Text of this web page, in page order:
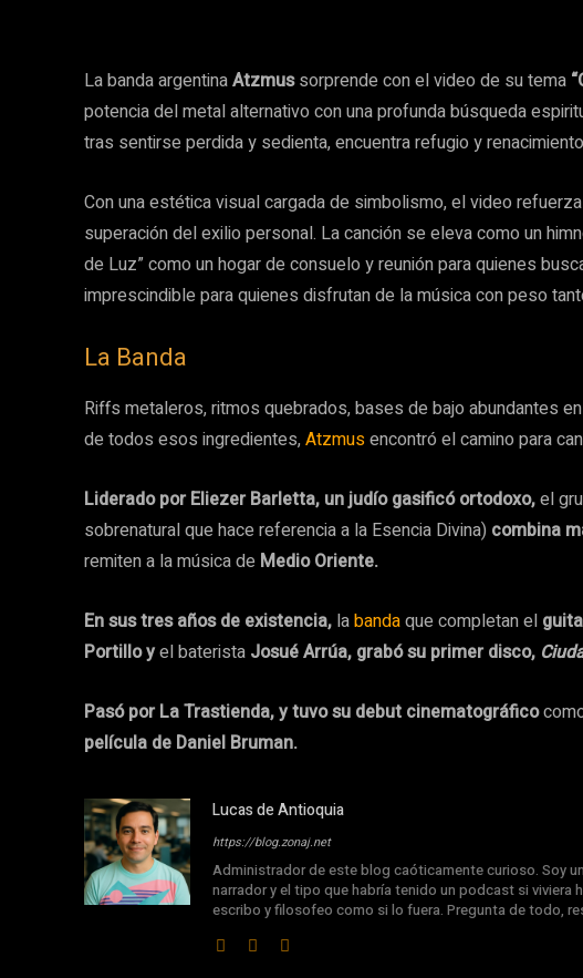
La banda argentinaAtzmussorprende con el video de su tema
potencia del metal alternativo con una profunda búsqueda
tras sentirse perdida y sedienta, encuentra refugio y
Con una estética visual cargada de simbolismo, el video
superación del exilio personal. La canción se eleva como un
de Luz” como un hogar de consuelo y reunión para quienes
imprescindible para quienes disfrutan de la música con peso
La Banda
Riffs metaleros, ritmos quebrados, bases de bajo abundantes
de todos esos ingredientes,Atzmusencontró el camino para
Liderado por Eliezer Barletta, un judío gasificó ortodoxo,el
sobrenatural que hace referencia a la Esencia Divina) combina
remiten a la música de Medio Oriente.
En sus tres años de existencia, labandaque completan el
Portillo yel baterista Josué Arrúa, grabó su primer disco,
Pasó por La Trastienda, y tuvo su debut cinematográfico
película de Daniel Bruman.
Lucas de Antioquia
https://blog.zonaj.net
Administrador de este blog caóticamente curioso. Soy
narrador y el tipo que habría tenido un podcast si viviera
escribo y filosofeo como si lo fuera. Pregunta de todo,